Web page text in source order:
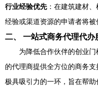
行业经验优先：在建筑建材
经验或渠道资源的申请者将被
二、 一站式商务代理代办
为降低合作伙伴的创业
的代理商提供全方位的商务
极具吸引力的一环，旨在帮助